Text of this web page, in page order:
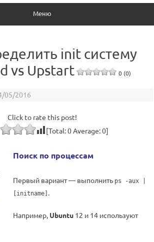
Меню
init систему
vs Upstart
0 (0)
05/2016
Click to rate this post!
[Total:0Average:0]
Поиск по процессам
Первый вариант — выполнить ps -aux |
[initname] .
Например, Ubuntu 12 и 14 используют